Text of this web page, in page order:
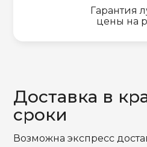
Гарантия
цены на
Доставка в
сроки
Возможна экспресс